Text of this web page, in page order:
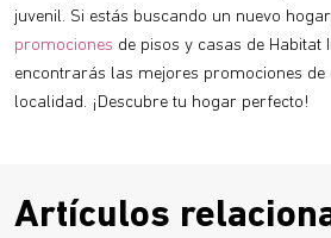
juvenil. Si estás buscando un nuevo
promociones de pisos y casas de Habitat
encontrarás las mejores promociones de
localidad. ¡Descubre tu hogar perfecto!
Artículos